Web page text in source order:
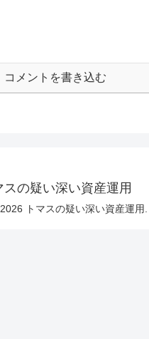
コメントを書き込む
スの疑い深い資産運用
トマスの疑い深い資産運用.